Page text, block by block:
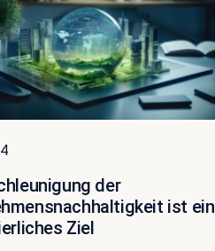
der
ist ein
Ziel